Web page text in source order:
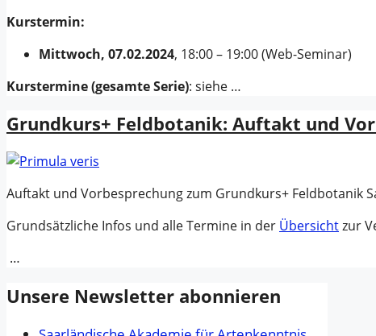
Kurstermin:
Mittwoch, 07.02.2024, 18:00 – 19:00 (Web-Seminar)
Kurstermine(gesamte Serie): siehe …
Grundkurs+ Feldbotanik: Auftakt und
Auftakt und Vorbesprechung zum Grundkurs+ Feldbotanik
Grundsätzliche Infos und alle Termine in der Übersichtzur
…
Unsere Newsletter abonnieren